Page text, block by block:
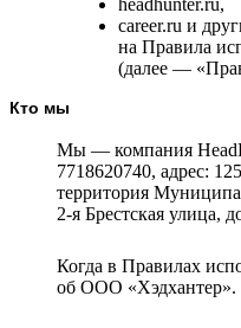
career.ru и
на Правила
(далее —
Кто мы
Мы — компания
7718620740, адрес:
территория
2-я Брестская улица,
Когда в Правилах
об ООО «Хэдхантер».